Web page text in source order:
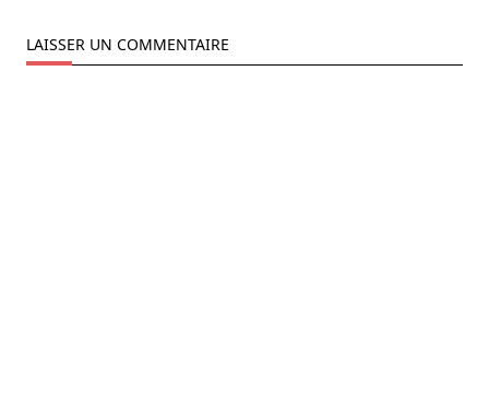
LAISSER UN COMMENTAIRE